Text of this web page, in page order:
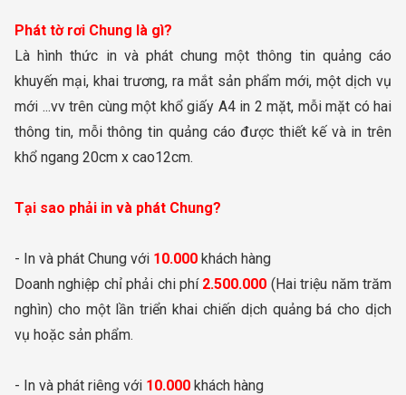
Phát tờ rơi Chung là gì?
Là hình thức in và phát chung một thông tin quảng cáo
khuyến mại, khai trương, ra mắt sản phẩm mới, một dịch vụ
mới ...vv trên cùng một khổ giấy A4 in 2 mặt, mỗi mặt có hai
thông tin, mỗi thông tin quảng cáo được thiết kế và in trên
khổ ngang 20cm x cao12cm.
Tại sao phải in và phát Chung?
- In và phát Chung với 10.000 khách hàng
Doanh nghiệp chỉ phải chi phí 2.500.000 (Hai triệu năm trăm
nghìn) cho một lần triển khai chiến dịch quảng bá cho dịch
vụ hoặc sản phẩm.
- In và phát riêng với 10.000 khách hàng